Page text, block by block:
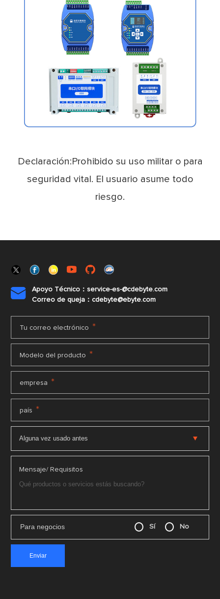
Declaración:Prohibido su uso militar o para
seguridad vital. El usuario asume todo
riesgo.

Apoyo Técnico：service-es-@cdebyte.com
Correo de queja：cdebyte@ebyte.com
Tu correo electrónico *
Modelo del producto *
empresa *
país *
Mensaje/ Requisitos
Para negocios Sí No